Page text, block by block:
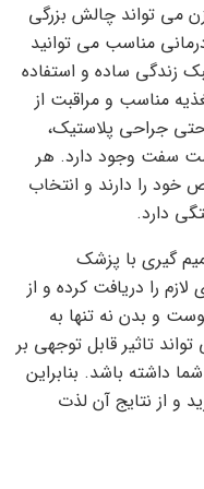
می تواند چالش بزرگی
مناسب می توانید
زندگی ساده و استفاده
مناسب و مراقبت از
جراحی پلاستیک،
سفت وجود دارد. هر
خود را دارند و انتخاب
دارد.
گیری با پزشک
را دریافت کرده و از
و بدن نه تنها به
تاثیر قابل توجهی بر
داشته باشد. بنابراین
و از نتایج آن لذت